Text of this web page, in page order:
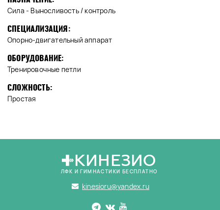
Сила - Выносливость / контроль
СПЕЦИАЛИЗАЦИЯ:
Опорно-двигательный аппарат
ОБОРУДОВАНИЕ:
Тренировочные петли
СЛОЖНОСТЬ:
Простая
КИНЕЗИО
ЛФК И ГИМНАСТИКИ БЕСПЛАТНО
kinesioru@yandex.ru